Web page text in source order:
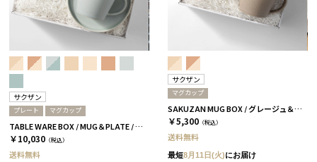
サクザン
プレート マグカップ
TABLE WARE BOX / MUG＆PLATE / スカイブルー＆アクアブルー［サクザン×HYACCA］
￥10,030 （税込）
送料無料
サクザン
マグカップ
SAKUZAN MUG BOX / グレージュ＆コーラルベージュ［サクザン×HYACCA］
￥5,300 （税込）
送料無料
最短8月11日(火)にお届け